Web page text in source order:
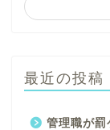
最近の投稿
管理職が罰